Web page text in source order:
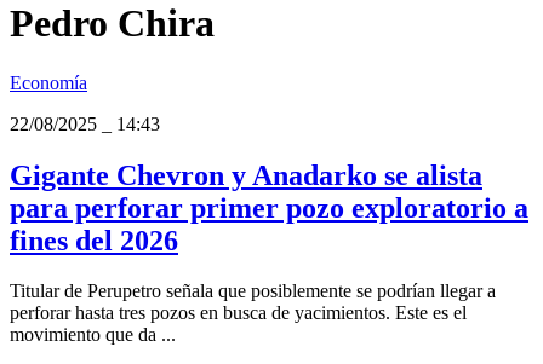
Pedro Chira
Economía
22/08/2025
14:43
Gigante Chevron y Anadarko se alista
para perforar primer pozo exploratorio a
fines del 2026
Titular de Perupetro señala que posiblemente se podrían llegar a
perforar hasta tres pozos en busca de yacimientos. Este es el
movimiento que da ...